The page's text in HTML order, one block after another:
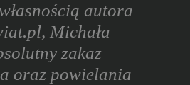
autora
Michała
zakaz
oraz powielania